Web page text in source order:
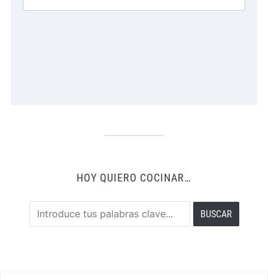
HOY QUIERO COCINAR…